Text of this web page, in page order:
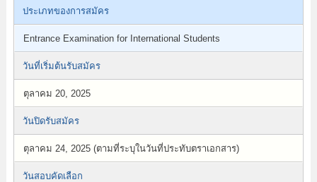
ประเภทของการสมัคร
Entrance Examination for International Students
วันที่เริ่มต้นรับสมัคร
ตุลาคม 20, 2025
วันปิดรับสมัคร
ตุลาคม 24, 2025 (ตามที่ระบุในวันที่ประทับตราเอกสาร)
วันสอบคัดเลือก